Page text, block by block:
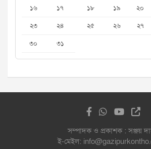
১৬
১৭ ১৮ ১৯ ২০
২৩
২৪ ২৫ ২৬ ২৭
৩০
৩১
সম্পাদক ও প্রকাশক : সঞ্জয়
ই-মেইল: